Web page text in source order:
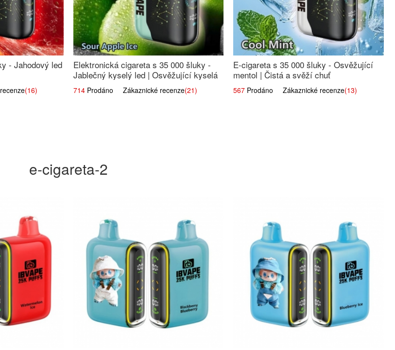
- Jahodový led
(16)
Elektronická cigareta s 35 000 šluky -
Jablečný kyselý led | Osvěžující kyselá
jablka
714Prodáno Zákaznické recenze(21)
E-cigareta s 35 000 šluky - Osvěžující
mentol | Čistá a svěží chuť
567 Prodáno Zákaznické recenze(13)
e-cigareta-2